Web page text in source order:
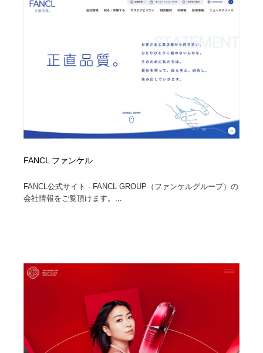
FANCL ファンケル
FANCL公式サイト - FANCL GROUP（ファンケルグループ）の
会社情報をご覧頂けます。...